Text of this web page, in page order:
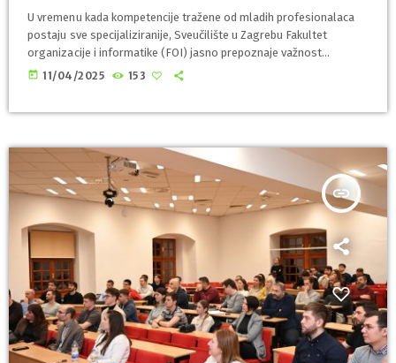
U vremenu kada kompetencije tražene od mladih profesionalaca
postaju sve specijaliziranije, Sveučilište u Zagrebu Fakultet
organizacije i informatike (FOI) jasno prepoznaje važnost
pravovremene pripreme studenata za karijeru. Upravo iz tog
budućnosti studenata informatičkih […]
today 11/04/2025 153
insert_link